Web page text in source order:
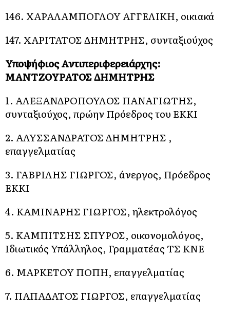
146. ΧΑΡΑΛΑΜΠΟΓΛΟΥ ΑΓΓΕΛΙΚΗ, οικιακά
147. ΧΑΡΙΤΑΤΟΣ ΔΗΜΗΤΡΗΣ, συνταξιούχος
Υποψήφιος Αντιπεριφερειάρχης:
ΜΑΝΤΖΟΥΡΑΤΟΣ ΔΗΜΗΤΡΗΣ
1. ΑΛΕΞΑΝΔΡΟΠΟΥΛΟΣ ΠΑΝΑΓΙΩΤΗΣ,
συνταξιούχος, πρώην Πρόεδρος του ΕΚΚΙ
2. ΑΛΥΣΣΑΝΔΡΑΤΟΣ ΔΗΜΗΤΡΗΣ ,
επαγγελματίας
3. ΓΑΒΡΙΛΗΣ ΓΙΩΡΓΟΣ, άνεργος, Πρόεδρος
ΕΚΚΙ
4. ΚΑΜΙΝΑΡΗΣ ΓΙΩΡΓΟΣ, ηλεκτρολόγος
5. ΚΑΜΠΙΤΣΗΣ ΣΠΥΡΟΣ, οικονομολόγος,
Ιδιωτικός Υπάλληλος, Γραμματέας ΤΣ ΚΝΕ
6. ΜΑΡΚΕΤΟΥ ΠΟΠΗ, επαγγελματίας
7. ΠΑΠΑΔΑΤΟΣ ΓΙΩΡΓΟΣ, επαγγελματίας